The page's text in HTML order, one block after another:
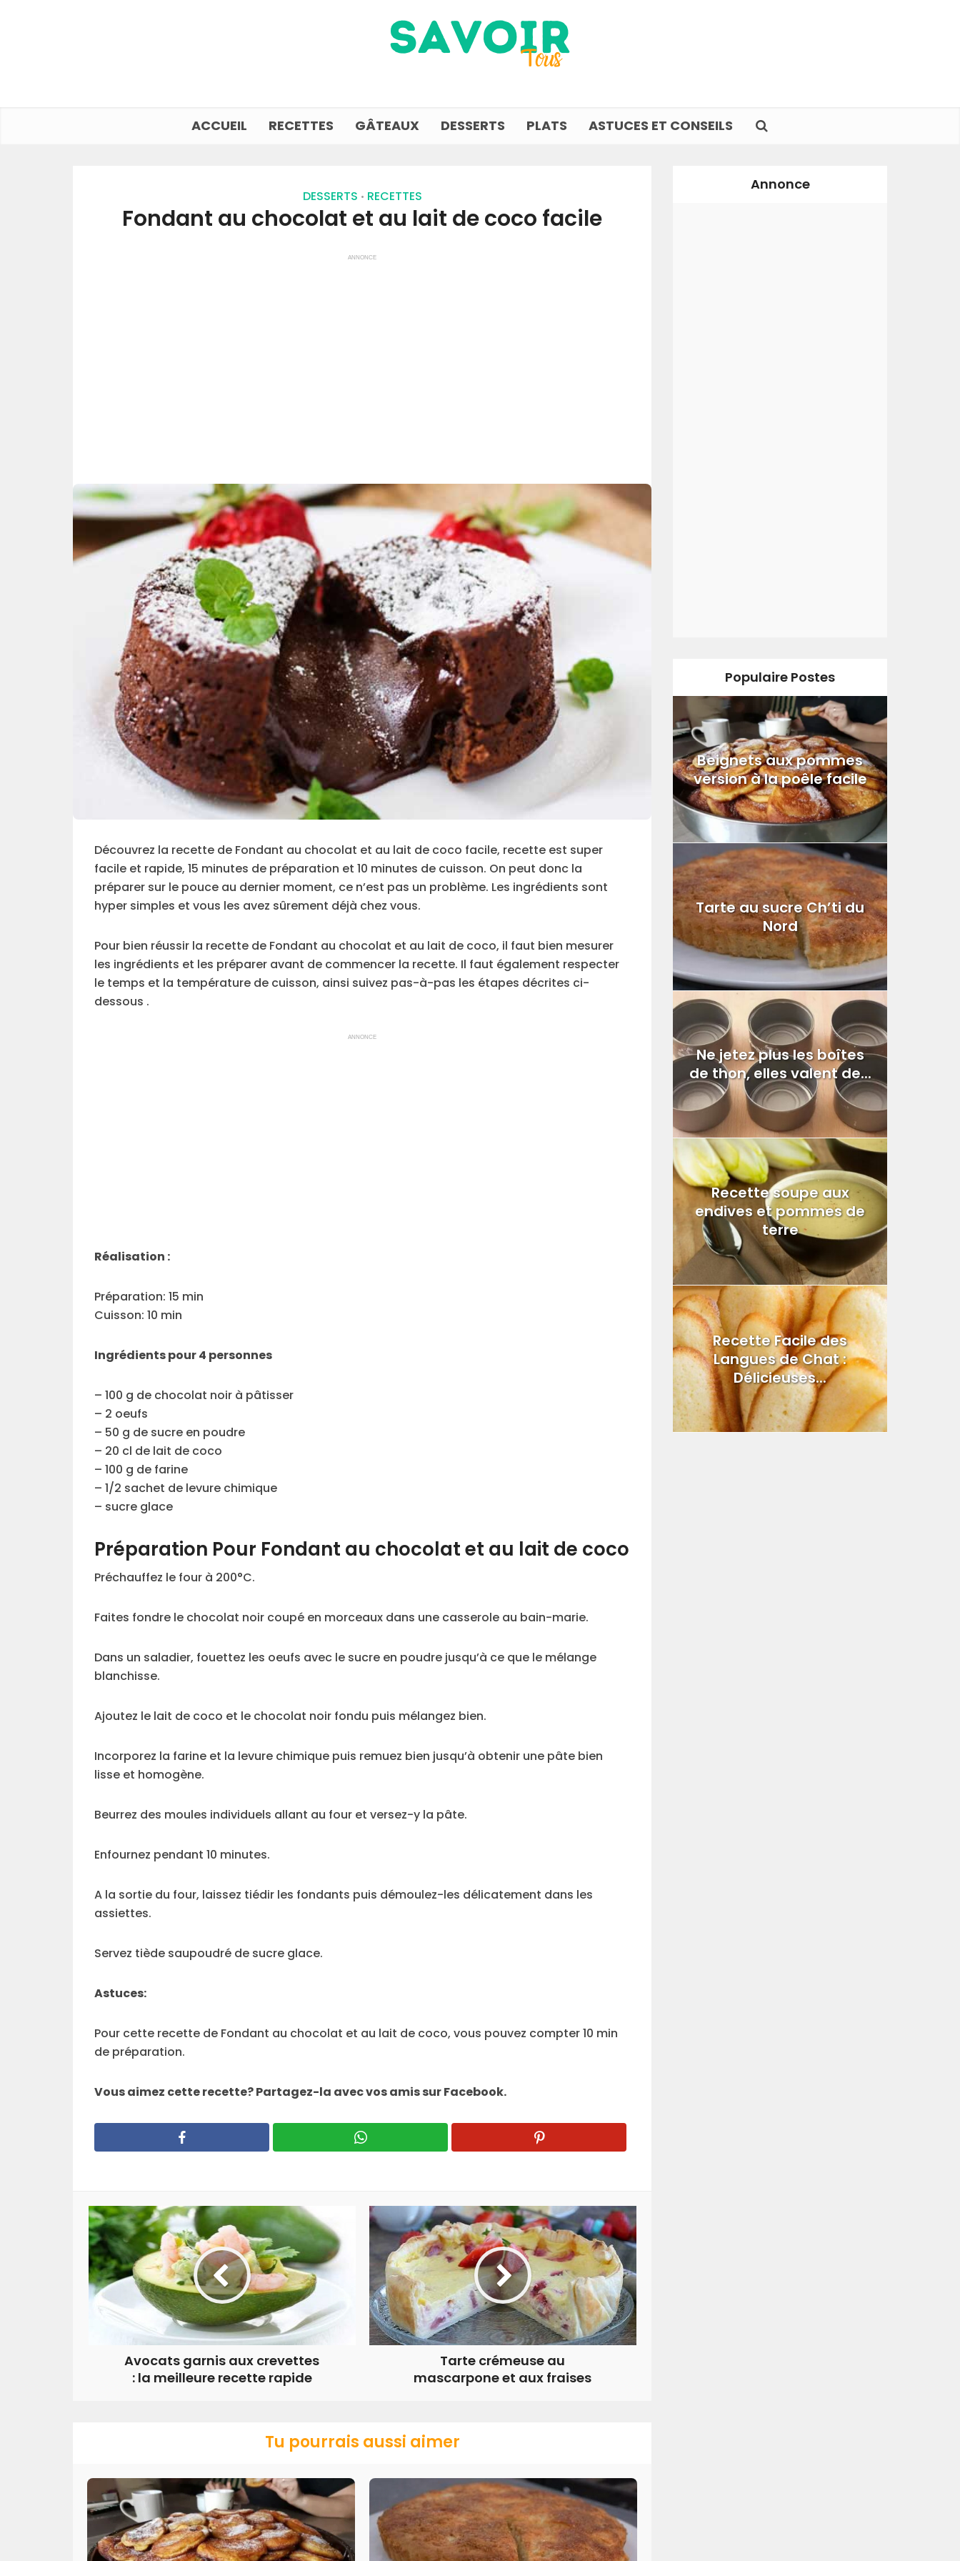
ACCUEIL RECETTES GÂTEAUX DESSERTS PLATS ASTUCES ET CONSEILS
DESSERTS • RECETTES
Fondant au chocolat et au lait de coco facile
ANNONCE
Découvrez la recette de Fondant au chocolat et au lait de coco facile, recette est super
facile et rapide, 15 minutes de préparation et 10 minutes de cuisson. On peut donc la
préparer sur le pouce au dernier moment, ce n’est pas un problème. Les ingrédients sont
hyper simples et vous les avez sûrement déjà chez vous.
Pour bien réussir la recette de Fondant au chocolat et au lait de coco, il faut bien mesurer
les ingrédients et les préparer avant de commencer la recette. Il faut également respecter
le temps et la température de cuisson, ainsi suivez pas-à-pas les étapes décrites ci-
dessous .
ANNONCE
Réalisation :
Préparation: 15 min
Cuisson: 10 min
Ingrédients pour 4 personnes
– 100 g de chocolat noir à pâtisser
– 2 oeufs
– 50 g de sucre en poudre
– 20 cl de lait de coco
– 100 g de farine
– 1/2 sachet de levure chimique
– sucre glace
Préparation Pour Fondant au chocolat et au lait de coco
Préchauffez le four à 200°C.
Faites fondre le chocolat noir coupé en morceaux dans une casserole au bain-marie.
Dans un saladier, fouettez les oeufs avec le sucre en poudre jusqu’à ce que le mélange
blanchisse.
Ajoutez le lait de coco et le chocolat noir fondu puis mélangez bien.
Incorporez la farine et la levure chimique puis remuez bien jusqu’à obtenir une pâte bien
lisse et homogène.
Beurrez des moules individuels allant au four et versez-y la pâte.
Enfournez pendant 10 minutes.
A la sortie du four, laissez tiédir les fondants puis démoulez-les délicatement dans les
assiettes.
Servez tiède saupoudré de sucre glace.
Astuces:
Pour cette recette de Fondant au chocolat et au lait de coco, vous pouvez compter 10 min
de préparation.
Vous aimez cette recette? Partagez-la avec vos amis sur Facebook.
Avocats garnis aux crevettes
: la meilleure recette rapide
Tarte crémeuse au
mascarpone et aux fraises
Tu pourrais aussi aimer
Annonce
Populaire Postes
Beignets aux pommes
version à la poêle facile
Tarte au sucre Ch’ti du
Nord
Ne jetez plus les boîtes
de thon, elles valent de...
Recette soupe aux
endives et pommes de
terre
Recette Facile des
Langues de Chat :
Délicieuses...